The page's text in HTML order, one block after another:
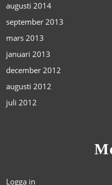
augusti 2014
september 2013
mars 2013
januari 2013
december 2012
augusti 2012
juli 2012
Logga in